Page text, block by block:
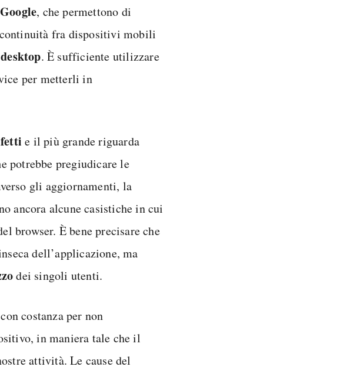
, che permettono di
continuità fra dispositivi mobili
desktop. È sufficiente utilizzare
per metterli in
e il più grande riguarda
potrebbe pregiudicare le
gli aggiornamenti, la
ancora alcune casistiche in cui
browser. È bene precisare che
dell’applicazione, ma
dei singoli utenti.
costanza per non
in maniera tale che il
attività. Le cause del